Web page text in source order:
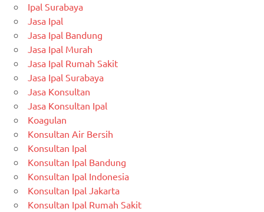
Ipal Surabaya
Jasa Ipal
Jasa Ipal Bandung
Jasa Ipal Murah
Jasa Ipal Rumah Sakit
Jasa Ipal Surabaya
Jasa Konsultan
Jasa Konsultan Ipal
Koagulan
Konsultan Air Bersih
Konsultan Ipal
Konsultan Ipal Bandung
Konsultan Ipal Indonesia
Konsultan Ipal Jakarta
Konsultan Ipal Rumah Sakit